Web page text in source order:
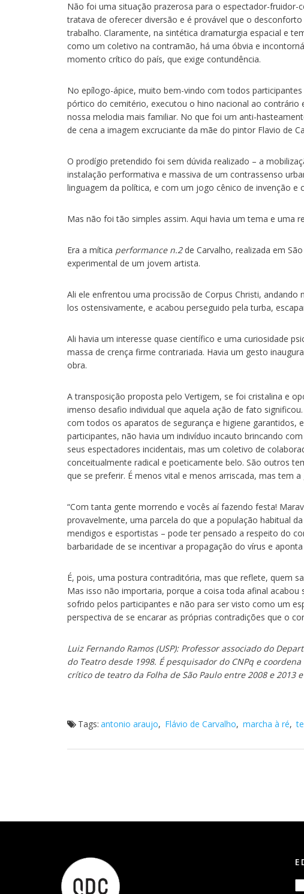
Não foi uma situação prazerosa para o espectador-
tratava de oferecer diversão e é provável que o
trabalho. Claramente, na sintética dramaturgia espacial e
como um coletivo na contramão, há uma óbvia e
momento crítico do país, que exige contundência.
No epílogo-ápice, muito bem-vindo com todos
pórtico do cemitério, executou o hino nacional ao contrário
nossa melodia mais familiar. No que foi um anti-
de cena a imagem excruciante da mãe do pintor Flavio de
O prodígio pretendido foi sem dúvida realizado – a
instalação performativa e massiva de um contrassenso
linguagem da política, e com um jogo cênico de invenção
Mas não foi tão simples assim. Aqui havia um tema e uma
Era a mítica performance n.2de Carvalho, realizada em
experimental de um jovem artista.
Ali ele enfrentou uma procissão de Corpus Christi,
los ostensivamente, e acabou perseguido pela turba,
Ali havia um interesse quase científico e uma curiosidade
massa de crença firme contrariada. Havia um gesto
obra.
A transposição proposta pelo Vertigem, se foi cristalina e
imenso desafio individual que aquela ação de fato
com todos os aparatos de segurança e higiene
participantes, não havia um indivíduo incauto brincando
seus espectadores incidentais, mas um coletivo de
conceitualmente radical e poeticamente belo. São outros
que se preferir. É menos vital e menos arriscada, mas tem
“Com tanta gente morrendo e vocês aí fazendo festa!
provavelmente, uma parcela do que a população habitual
mendigos e esportistas – pode ter pensado a respeito do
barbaridade de se incentivar a propagação do vírus e
É, pois, uma postura contraditória, mas que reflete, quem
Mas isso não importaria, porque a coisa toda afinal
sofrido pelos participantes e não para ser visto como um
perspectiva de se encarar as próprias contradições que o
Luiz Fernando Ramos (USP): Professor associado do
do Teatro desde 1998. É pesquisador do CNPq e
crítico de teatro da Folha de São Paulo entre 2008 e
Tags: antonio araujo, Flávio de Carvalho, marcha à ré,